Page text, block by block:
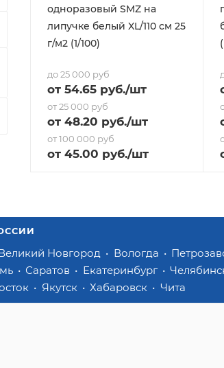
одноразовый SMZ на
липучке белый XL/110 см 25
г/м2 (1/100)
до 25 000 руб
от 54.65 руб./шт
от 25 000 руб
от 48.20 руб./шт
от 100 000 руб
от 45.00 руб./шт
Новгород Вологда
Саратов Екатеринбург
Якутск Хабаровск Чита